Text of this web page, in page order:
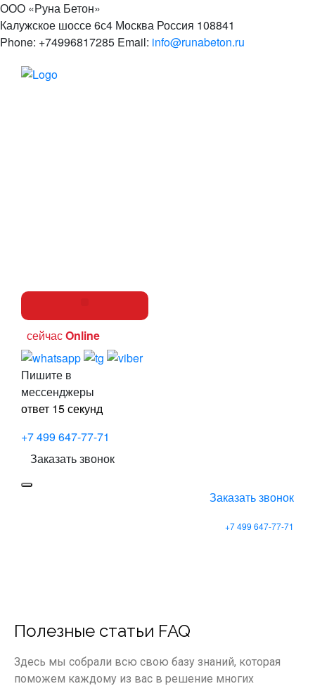
ООО «Руна Бетон»
Калужское шоссе 6с4 Москва Россия 108841
Phone: +74996817285 Email: info@runabeton.ru
сейчасOnline
Пишите в
мессенджеры
ответ 15 секунд
+7 499 647-77-71
Заказать звонок
Заказать звонок
+7 499 647-77-71
Полезные статьи FAQ
Здесь мы собрали всю свою базу знаний, которая
поможем каждому из вас в решение многих